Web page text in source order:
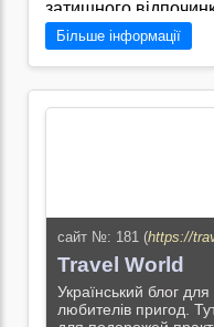
затишного
Більше інформації
сайт №: 181 (https://
Travel World
Український блог для
любителів пригод.